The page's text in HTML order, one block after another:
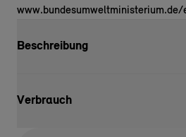
Beschreibung
Verbrauch